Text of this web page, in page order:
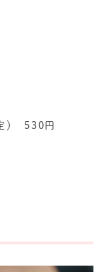
定） 530円